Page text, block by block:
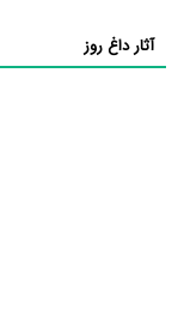
آثار داغ روز